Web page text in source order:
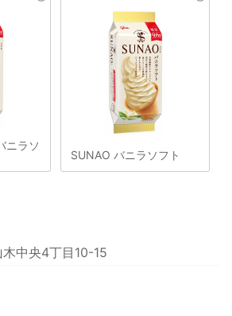
ニラソ
SUNAO バニラソフト
中央4丁目10-15